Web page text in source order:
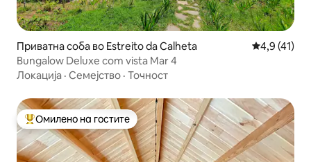
Приватна соба во Estreito da Calheta Просечна
4,9 (41)
Bungalow Deluxe com vista Mar 4
Локација · Семејство · Точност
Меѓу најуспешните „Омилени на гостите“
Омилено на гостите